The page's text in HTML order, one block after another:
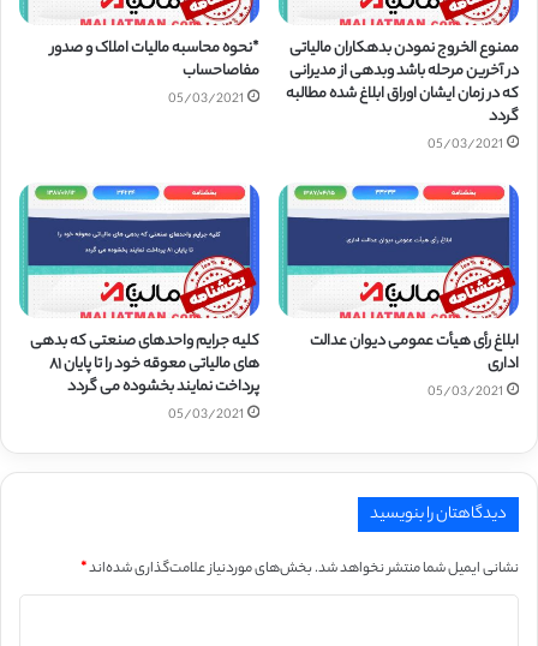
ممنوع الخروج نمودن بدهکاران مالیاتی
در آخرین مرحله باشد وبدهی از مدیرانی
که در زمان ایشان اوراق ابلاغ شده مطالبه
گردد
05/03/2021
*نحوه محاسبه مالیات املاک و صدور
مفاصاحساب
05/03/2021
ابلاغ رأی هیأت عمومی دیوان عدالت
اداری
05/03/2021
کلیه جرایم واحدهای صنعتی که بدهی
های مالیاتی معوقه خود را تا پایان ۸۱
پرداخت نمایند بخشوده می گردد
05/03/2021
دیدگاهتان را بنویسید
نشانی ایمیل شما منتشر نخواهد شد.بخش‌های موردنیاز علامت‌گذاری شده‌اند*